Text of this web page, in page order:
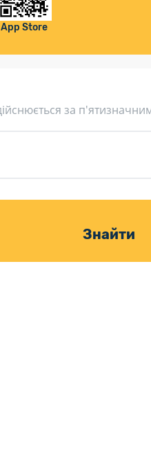
для саду
App Store
за
Знайти